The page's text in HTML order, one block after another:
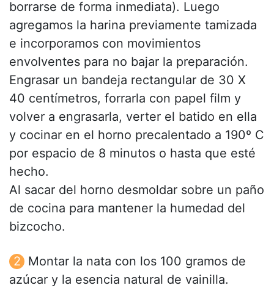
borrarse de forma inmediata). Luego
agregamos la harina previamente tamizada
e incorporamos con movimientos
envolventes para no bajar la preparación.
Engrasar un bandeja rectangular de 30 X
40 centímetros, forrarla con papel film y
volver a engrasarla, verter el batido en ella
y cocinar en el horno precalentado a 190º C
por espacio de 8 minutos o hasta que esté
hecho.
Al sacar del horno desmoldar sobre un paño
de cocina para mantener la humedad del
bizcocho.
Montar la nata con los 100 gramos de
azúcar y la esencia natural de vainilla.